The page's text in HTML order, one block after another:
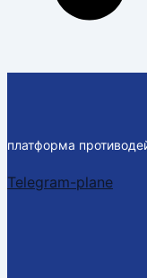
платформа
Telegram-plane